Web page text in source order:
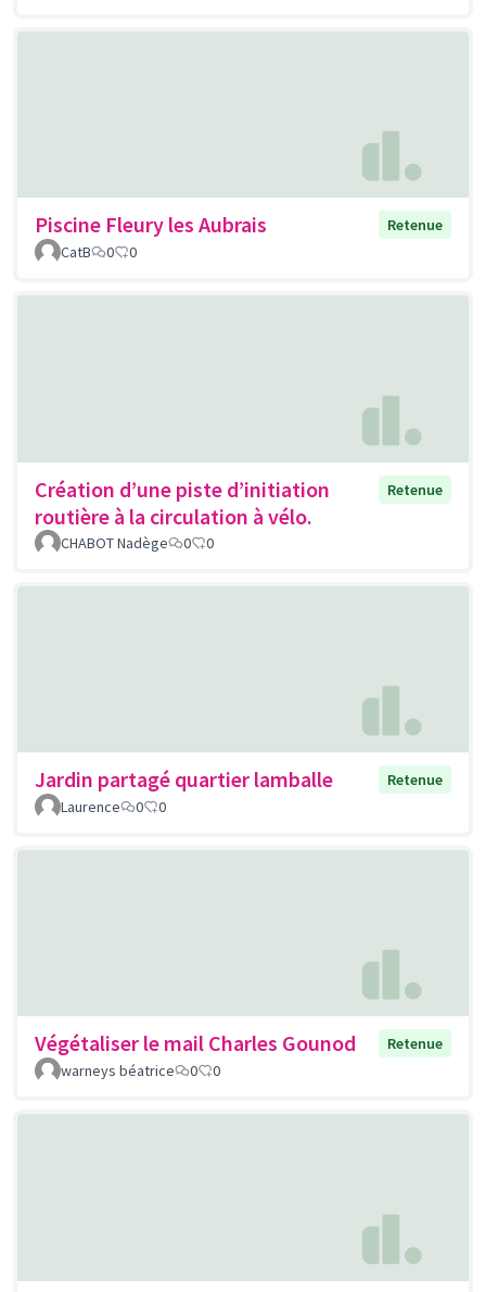
Piscine Fleury les Aubrais
Retenue
CatB
0 0
Création d’une piste d’initiation
routière à la circulation à vélo.
Retenue
CHABOT Nadège 0 0
Jardin partagé quartier lamballe
Retenue
Laurence
0 0
Végétaliser le mail Charles Gounod
Retenue
warneys béatrice
0 0